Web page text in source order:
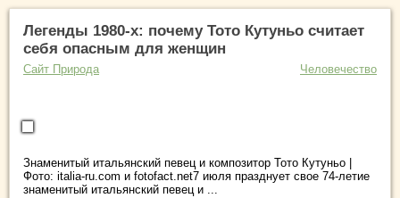
Легенды 1980-х: почему Тото Кутуньо считает
себя опасным для женщин
Сайт Природа Человечество
Знаменитый итальянский певец и композитор Тото Кутуньо |
Фото: italia-ru.com и fotofact.net7 июля празднует свое 74-летие
знаменитый итальянский певец и ...